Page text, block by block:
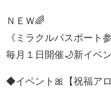
ＮＥＷ🌈
《ミラクルパスポート
毎月１日開催🌙新イベ
◆イベント🎀【祝福ア